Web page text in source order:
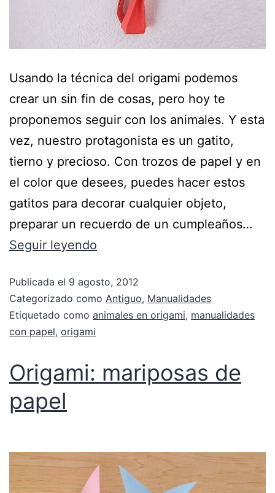
Usando la técnica del origami podemos
crear un sin fin de cosas, pero hoy te
proponemos seguir con los animales. Y esta
vez, nuestro protagonista es un gatito,
tierno y precioso. Con trozos de papel y en
el color que desees, puedes hacer estos
gatitos para decorar cualquier objeto,
preparar un recuerdo de un cumpleaños…
Seguir leyendo
Publicada el 9 agosto, 2012
Categorizado como Antiguo, Manualidades
Etiquetado como animales en origami, manualidades
con papel, origami
Origami: mariposas de
papel